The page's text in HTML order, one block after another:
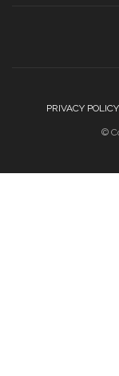
PRIVACY POLICY
©